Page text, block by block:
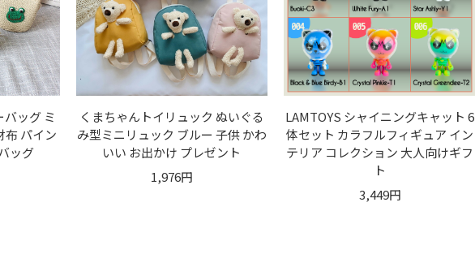
ッグ ミ
布 パイン
ッグ
くまちゃんトイリュック ぬいぐる
み型ミニリュック ブルー 子供 かわ
いい お出かけ プレゼント
1,976円
LAMTOYS シャイニングキャット 6
体セット カラフルフィギュア イン
テリア コレクション 大人向けギフ
ト
3,449円